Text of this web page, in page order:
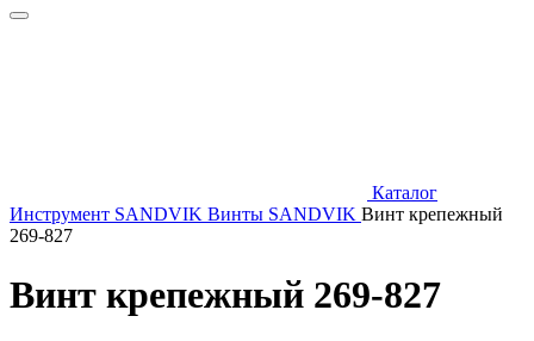
Каталог
Инструмент SANDVIK Винты SANDVIK Винт крепежный
269-827
Винт крепежный 269-827